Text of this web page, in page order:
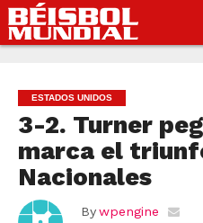
ESTADOS UNIDOS
3-2. Turner
marca el
Nacionales
By wpengine